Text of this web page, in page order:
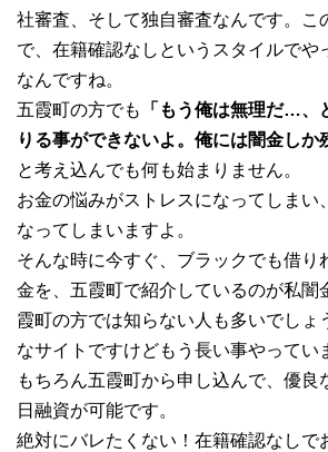
社審査、そして独自審査なんです。こ
で、在籍確認なしというスタイルでや
なんですね。
五霞町の方でも
「もう俺は無理だ…、
りる事ができないよ。俺には闇金しか
と考え込んでも何も始まりません。
お金の悩みがストレスになってしまい
なってしまいますよ。
そんな時に今すぐ、ブラックでも借り
金を、五霞町で紹介しているのが私闇
霞町の方では知らない人も多いでしょ
なサイトですけどもう長い事やってい
もちろん五霞町から申し込んで、優良
日融資が可能です。
絶対にバレたくない！在籍確認なしで